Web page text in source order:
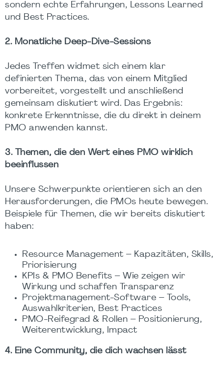
sondern echte Erfahrungen, Lessons Learned
und Best Practices.
2. Monatliche Deep-Dive-Sessions
Jedes Treffen widmet sich einem klar
definierten Thema, das von einem Mitglied
vorbereitet, vorgestellt und anschließend
gemeinsam diskutiert wird. Das Ergebnis:
konkrete Erkenntnisse, die du direkt in deinem
PMO anwenden kannst.
3. Themen, die den Wert eines PMO wirklich
beeinflussen
Unsere Schwerpunkte orientieren sich an den
Herausforderungen, die PMOs heute bewegen.
Beispiele für Themen, die wir bereits diskutiert
haben:
Resource Management – Kapazitäten, Skills,
Priorisierung
KPIs & PMO Benefits – Wie zeigen wir
Wirkung und schaffen Transparenz
Projektmanagement-Software – Tools,
Auswahlkriterien, Best Practices
PMO-Reifegrad & Rollen – Positionierung,
Weiterentwicklung, Impact
4. Eine Community, die dich wachsen lässt